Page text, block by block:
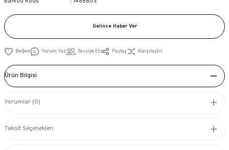
Gelince Haber Ver
Yorum Yaz Tavsiye Et Paylaş Karşılaştır
Ürün Bilgisi
Yorumlar (0)
Taksit Seçenekleri